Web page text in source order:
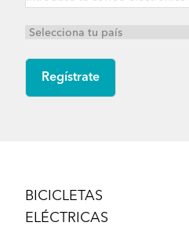
BICICLETAS
ELÉCTRICAS